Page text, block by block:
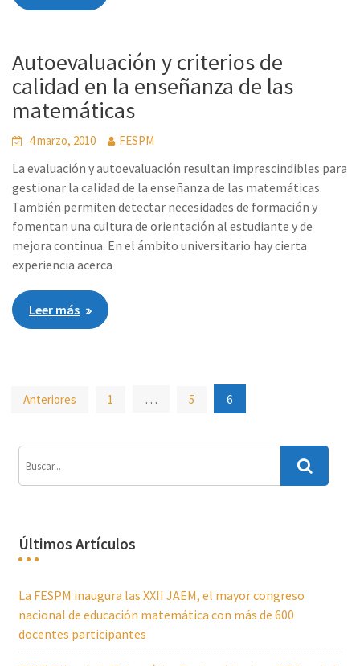
Autoevaluación y criterios de
calidad en la enseñanza de las
matemáticas
4 marzo, 2010 FESPM
La evaluación y autoevaluación resultan imprescindibles para
gestionar la calidad de la enseñanza de las matemáticas.
También permiten detectar necesidades de formación y
fomentan una cultura de orientación al estudiante y de
mejora continua. En el ámbito universitario hay cierta
experiencia acerca
Leer más
Paginación
entradas
Anteriores 1 … 5 6
Últimos Artículos
La FESPM inaugura las XXII JAEM, el mayor congreso
nacional de educación matemática con más de 600
docentes participantes